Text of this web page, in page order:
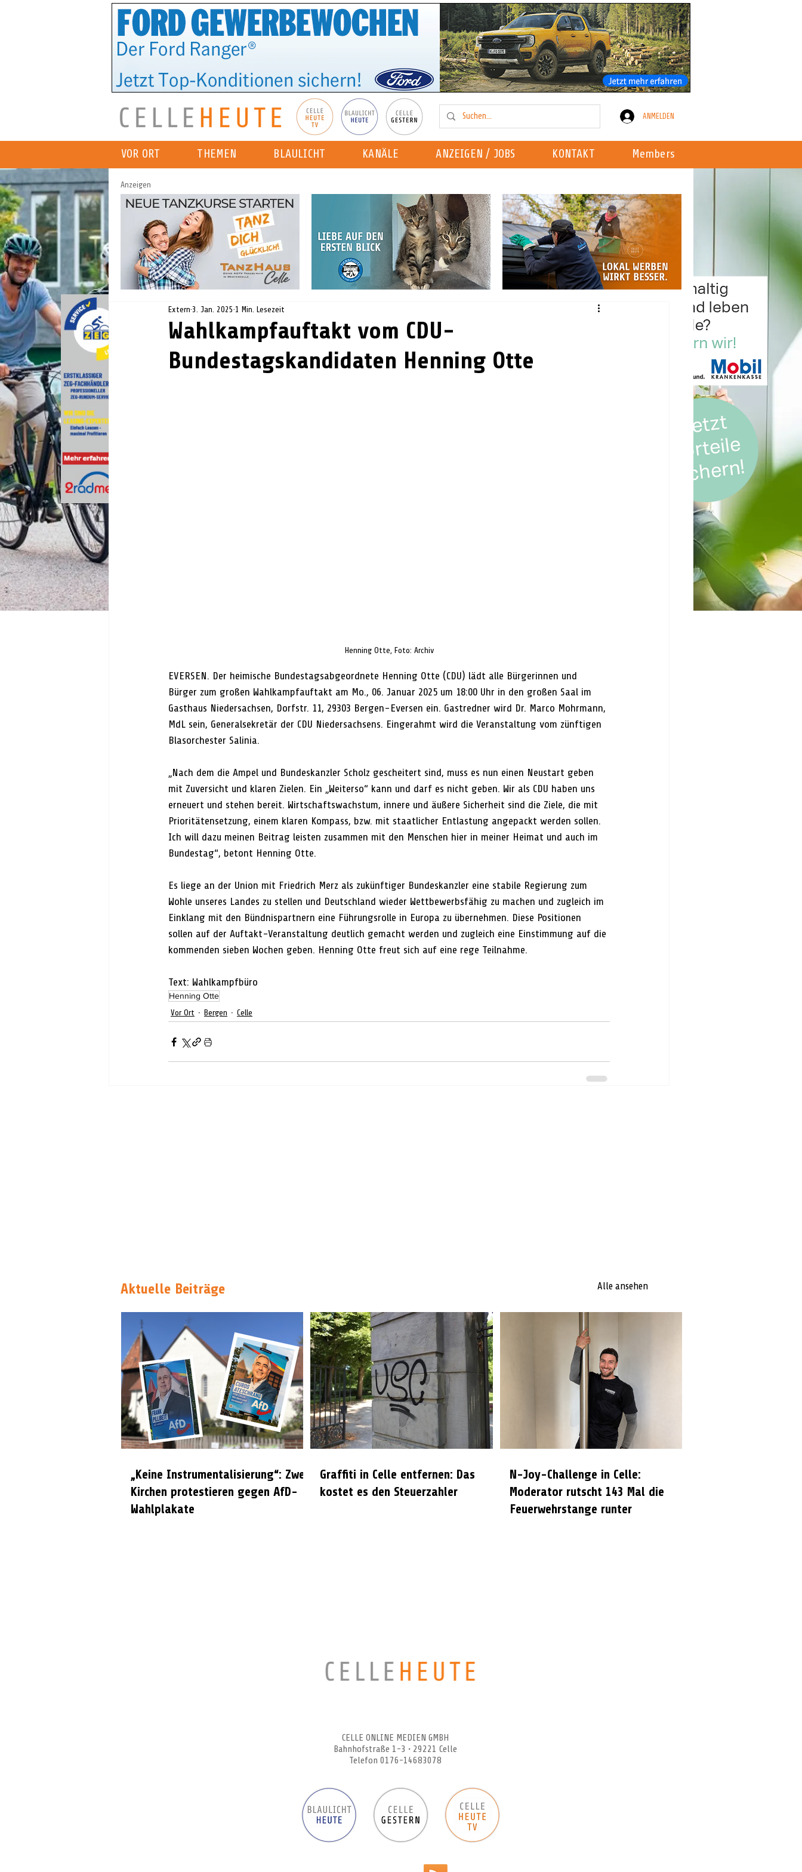
ANMELDEN
VOR ORT THEMEN BLAULICHT KANÄLE ANZEIGEN / JOBS KONTAKT Members
Anzeigen
Wahlkampfauftakt vom CDU-
Bundestagskandidaten Henning Otte
Extern 3. Jan. 2025 1 Min. Lesezeit
Henning Otte, Foto: Archiv
EVERSEN. Der heimische Bundestagsabgeordnete Henning Otte (CDU) lädt alle Bürgerinnen und
Bürger zum großen Wahlkampfauftakt am Mo., 06. Januar 2025 um 18:00 Uhr in den großen Saal im
Gasthaus Niedersachsen, Dorfstr. 11, 29303 Bergen-Eversen ein. Gastredner wird Dr. Marco Mohrmann,
MdL sein, Generalsekretär der CDU Niedersachsens. Eingerahmt wird die Veranstaltung vom zünftigen
Blasorchester Salinia.
„Nach dem die Ampel und Bundeskanzler Scholz gescheitert sind, muss es nun einen Neustart geben
mit Zuversicht und klaren Zielen. Ein „Weiterso“ kann und darf es nicht geben. Wir als CDU haben uns
erneuert und stehen bereit. Wirtschaftswachstum, innere und äußere Sicherheit sind die Ziele, die mit
Prioritätensetzung, einem klaren Kompass, bzw. mit staatlicher Entlastung angepackt werden sollen.
Ich will dazu meinen Beitrag leisten zusammen mit den Menschen hier in meiner Heimat und auch im
Bundestag“, betont Henning Otte.
Es liege an der Union mit Friedrich Merz als zukünftiger Bundeskanzler eine stabile Regierung zum
Wohle unseres Landes zu stellen und Deutschland wieder Wettbewerbsfähig zu machen und zugleich im
Einklang mit den Bündnispartnern eine Führungsrolle in Europa zu übernehmen. Diese Positionen
sollen auf der Auftakt-Veranstaltung deutlich gemacht werden und zugleich eine Einstimmung auf die
kommenden sieben Wochen geben. Henning Otte freut sich auf eine rege Teilnahme.
Text: Wahlkampfbüro
Henning Otte
Vor Ort Bergen Celle
Aktuelle Beiträge Alle ansehen
„Keine Instrumentalisierung“: Zwei
Kirchen protestieren gegen AfD-
Wahlplakate
Graffiti in Celle entfernen: Das
kostet es den Steuerzahler
N-Joy-Challenge in Celle:
Moderator rutscht 143 Mal die
Feuerwehrstange runter
CELLE ONLINE MEDIEN GMBH
Bahnhofstraße 1-3 • 29221 Celle
Telefon 0176-14683078